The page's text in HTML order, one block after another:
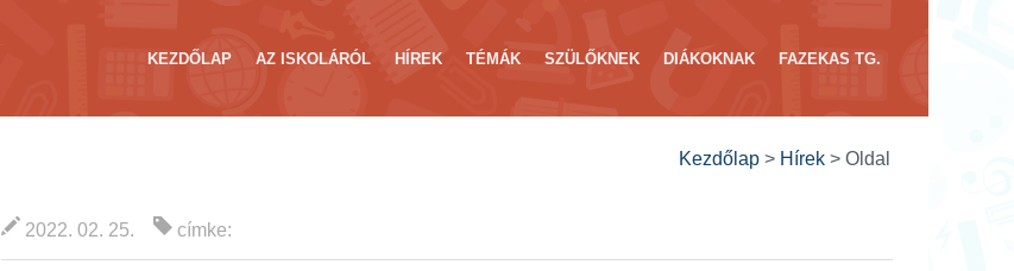
KEZDŐLAP AZ ISKOLÁRÓL HÍREK TÉMÁK SZÜLŐKNEK DIÁKOKNAK FAZEKAS TG.
Kezdőlap > Hírek > Oldal
2022. 02. 25. címke: